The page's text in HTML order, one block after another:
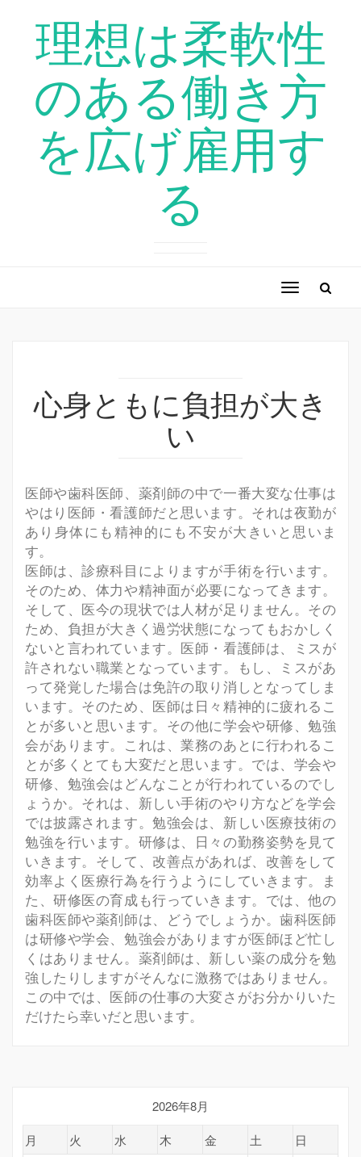
理想は柔軟性
のある働き方
を広げ雇用す
る
ナ
ン
替
え
心身ともに負担が大き
い
医師や歯科医師、薬剤師の中で一番大変な仕事は
やはり医師・看護師だと思います。それは夜勤が
あり身体にも精神的にも不安が大きいと思いま
す。
医師は、診療科目によりますが手術を行います。
そのため、体力や精神面が必要になってきます。
そして、医今の現状では人材が足りません。その
ため、負担が大きく過労状態になってもおかしく
ないと言われています。医師・看護師は、ミスが
許されない職業となっています。もし、ミスがあ
って発覚した場合は免許の取り消しとなってしま
います。そのため、医師は日々精神的に疲れるこ
とが多いと思います。その他に学会や研修、勉強
会があります。これは、業務のあとに行われるこ
とが多くとても大変だと思います。では、学会や
研修、勉強会はどんなことが行われているのでし
ょうか。それは、新しい手術のやり方などを学会
では披露されます。勉強会は、新しい医療技術の
勉強を行います。研修は、日々の勤務姿勢を見て
いきます。そして、改善点があれば、改善をして
効率よく医療行為を行うようにしていきます。ま
た、研修医の育成も行っていきます。では、他の
歯科医師や薬剤師は、どうでしょうか。歯科医師
は研修や学会、勉強会がありますが医師ほど忙し
くはありません。薬剤師は、新しい薬の成分を勉
強したりしますがそんなに激務ではありません。
この中では、医師の仕事の大変さがお分かりいた
だけたら幸いだと思います。
2026年8月
月
火 水 木 金 土 日